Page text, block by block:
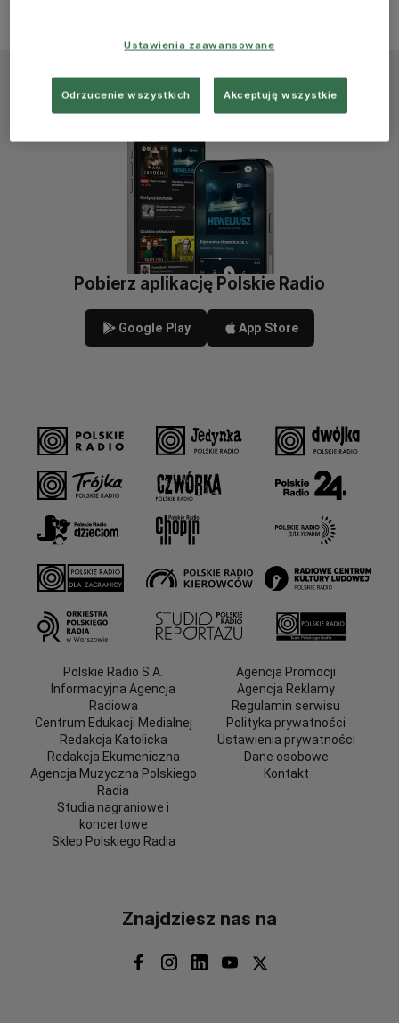
Pobierz aplikację Polskie Radio
Google Play App Store
Polskie Radio S.A.
Informacyjna Agencja
Radiowa
Centrum Edukacji Medialnej
Redakcja Katolicka
Redakcja Ekumeniczna
Agencja Muzyczna Polskiego
Radia
Studia nagraniowe i
koncertowe
Sklep Polskiego Radia
Agencja Promocji
Agencja Reklamy
Regulamin serwisu
Polityka prywatności
Ustawienia prywatności
Dane osobowe
Kontakt
Znajdziesz nas na
Ustawienia zaawansowane
Odrzucenie wszystkich Akceptuję wszystkie